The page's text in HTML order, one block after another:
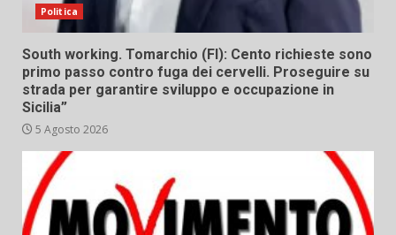
Politica
South working. Tomarchio (FI): Cento richieste sono
primo passo contro fuga dei cervelli. Proseguire su
strada per garantire sviluppo e occupazione in
Sicilia”
5 Agosto 2026